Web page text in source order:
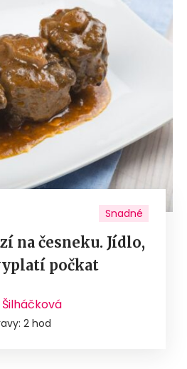
Snadné
na česneku. Jídlo,
počkat
2 hod